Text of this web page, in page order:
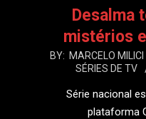
Desalma
mistérios
2019-
BY: MARCELO MILICI
SÉRIES DE TV
Série nacional
plataforma